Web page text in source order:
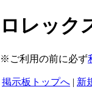
ロレック
※ご利用の前に必ず
掲示板トップへ | 新